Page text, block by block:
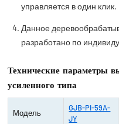
управляется в один клик.
Данное
разработано по
Технические параметры
усиленного типа
Модель
GJB-PI-59A-
JY